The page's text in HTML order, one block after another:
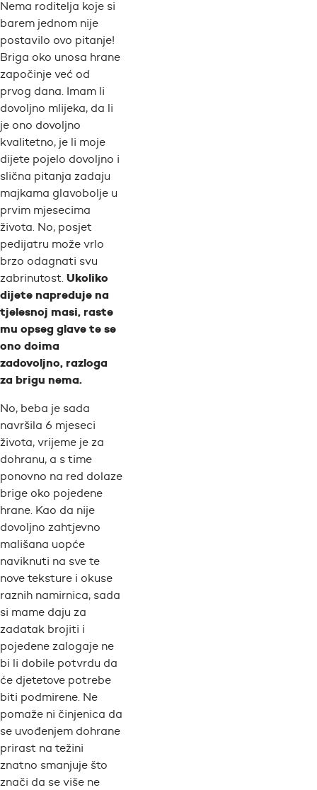
Nema roditelja koje si
barem jednom nije
postavilo ovo pitanje!
Briga oko unosa hrane
započinje već od
prvog dana. Imam li
dovoljno mlijeka, da li
je ono dovoljno
kvalitetno, je li moje
dijete pojelo dovoljno i
slična pitanja zadaju
majkama glavobolje u
prvim mjesecima
života. No, posjet
pedijatru može vrlo
brzo odagnati svu
zabrinutost. Ukoliko
dijete napreduje na
tjelesnoj masi, raste
mu opseg glave te se
ono doima
zadovoljno, razloga
za brigu nema.
No, beba je sada
navršila 6 mjeseci
života, vrijeme je za
dohranu, a s time
ponovno na red dolaze
brige oko pojedene
hrane. Kao da nije
dovoljno zahtjevno
mališana uopće
naviknuti na sve te
nove teksture i okuse
raznih namirnica, sada
si mame daju za
zadatak brojiti i
pojedene zalogaje ne
bi li dobile potvrdu da
će djetetove potrebe
biti podmirene. Ne
pomaže ni činjenica da
se uvođenjem dohrane
prirast na težini
znatno smanjuje što
znači da se više ne